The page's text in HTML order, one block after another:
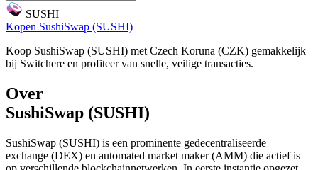
SUSHI
Kopen SushiSwap (SUSHI)
Koop SushiSwap (SUSHI) met Czech Koruna (CZK) gemakkelijk
bij Switchere en profiteer van snelle, veilige transacties.
Over
SushiSwap (SUSHI)
SushiSwap (SUSHI) is een prominente gedecentraliseerde
exchange (DEX) en automated market maker (AMM) die actief is